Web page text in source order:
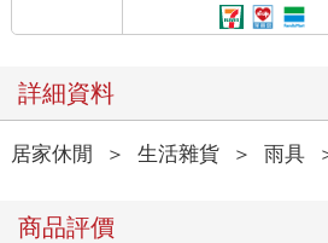
詳細資料
居家休閒 ＞ 生活雜貨 ＞ 雨具
商品評價